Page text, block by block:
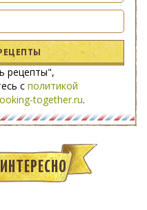
рецепты",
с политикой
together.ru.